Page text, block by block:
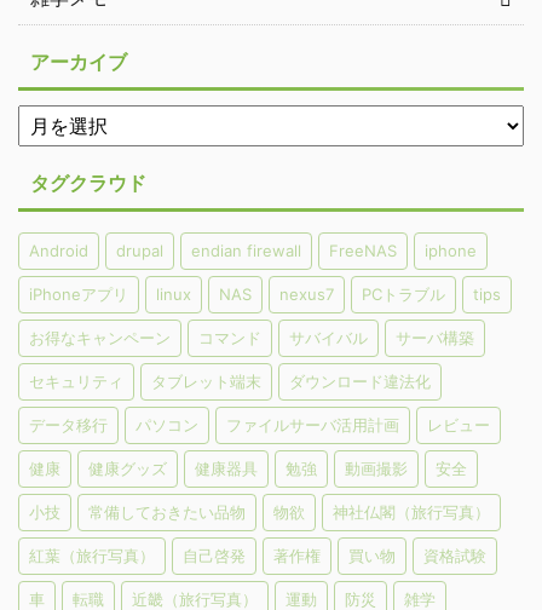
アーカイブ
タグクラウド
Android drupal endian firewall FreeNAS iphone
iPhoneアプリ linux NAS nexus7 PCトラブル tips
お得なキャンペーン コマンド サバイバル サーバ構築
セキュリティ タブレット端末 ダウンロード違法化
データ移行 パソコン ファイルサーバ活用計画 レビュー
健康 健康グッズ 健康器具 勉強 動画撮影 安全
小技 常備しておきたい品物 物欲 神社仏閣（旅行写真）
紅葉（旅行写真） 自己啓発 著作権 買い物 資格試験
車 転職 近畿（旅行写真） 運動 防災 雑学